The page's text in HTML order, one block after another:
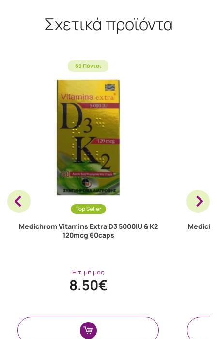
Σχετικά προϊόντα
69 Πόντοι
Top Seller
Medichrom Vitamins Extra D3 5000IU & K2
120mcg 60caps
Η τιμή μας
8.50€